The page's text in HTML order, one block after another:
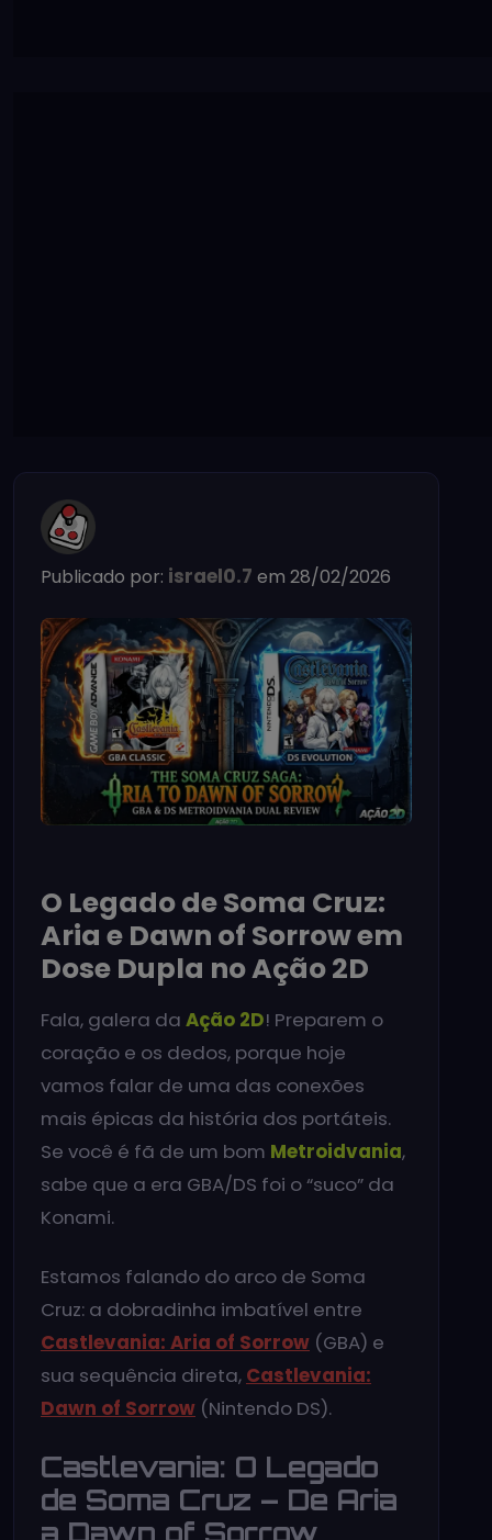
Publicado por: israel0.7 em 28/02/2026
O Legado de Soma Cruz:
Aria e Dawn of Sorrow em
Dose Dupla no Ação 2D
Fala, galera da Ação 2D! Preparem o
coração e os dedos, porque hoje
vamos falar de uma das conexões
mais épicas da história dos portáteis.
Se você é fã de um bom Metroidvania,
sabe que a era GBA/DS foi o “suco” da
Konami.
Estamos falando do arco de Soma
Cruz: a dobradinha imbatível entre
Castlevania: Aria of Sorrow (GBA) e
sua sequência direta, Castlevania:
Dawn of Sorrow (Nintendo DS).
Castlevania: O Legado
de Soma Cruz – De Aria
a Dawn of Sorrow